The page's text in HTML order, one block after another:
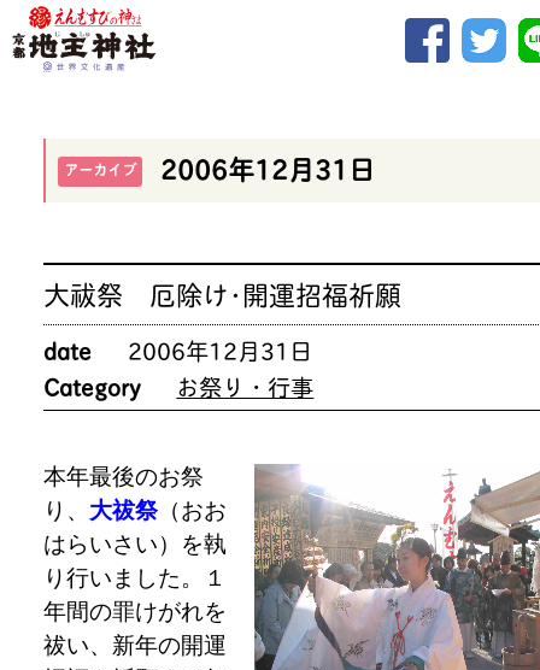
アーカイブ 2006年12月31日
大祓祭 厄除け･開運招福祈願
date
2006年12月31日
Category
お祭り・行事
本年最後のお祭
り、 大祓祭（おお
はらいさい）を執
り行いました。１
年間の罪けがれを
祓い、新年の開運